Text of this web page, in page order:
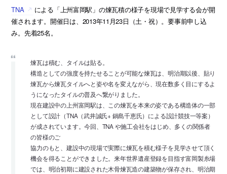
TNA
による「上州富岡駅」の煉瓦積の様子を現場で見学する会が開
催されます。開催日は、2013年11月23日（土・祝）。要事前申し込
み。先着25名。
煉瓦は積む、タイルは貼る。
構造としての強度を持たせることが可能な煉瓦は、明治期以後、貼り
煉瓦から煉瓦タイルへと姿や名を変えながら、現在数多く目にするよ
うになったタイルの普及へ繋がりました。
現在建設中の上州富岡駅は、この煉瓦を本来の姿である構造体の一部
として設計（TNA（武井誠氏+ 鍋島千恵氏）による設計競技一等案）
が成されています。今回、TNA や施工会社をはじめ、多くの関係者
の皆様のご
協力のもと、建設中の現場で実際に煉瓦を積む様子を見学させて頂く
機会を得ることができました。来年世界遺産登録を目指す富岡製糸場
では、明治初期に建設された木骨煉瓦造の建築物が保存され、明治期